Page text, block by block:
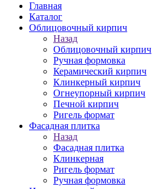
Главная
Каталог
Облицовочный кирпич
Назад
Облицовочный кирпич
Ручная формовка
Керамический кирпич
Клинкерный кирпич
Огнеупорный кирпич
Печной кирпич
Ригель формат
Фасадная плитка
Назад
Фасадная плитка
Клинкерная
Ригель формат
Ручная формовка